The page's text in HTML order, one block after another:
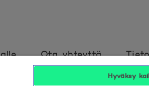
Ota yhteyttä
Hyväksy